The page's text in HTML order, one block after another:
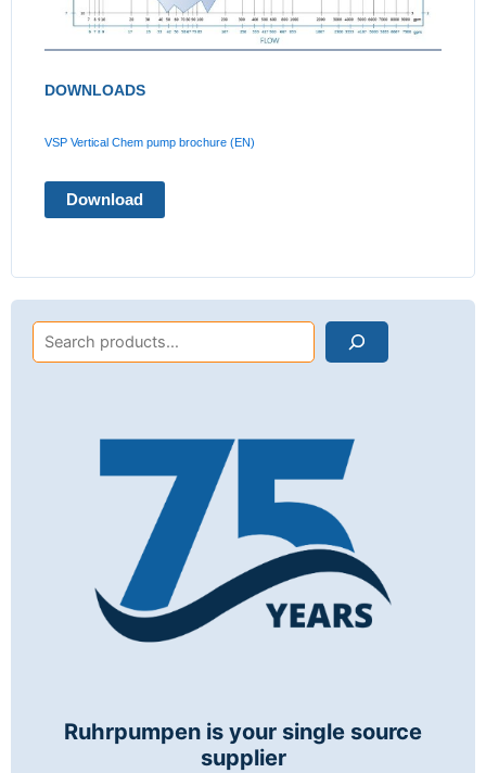
DOWNLOADS
VSP Vertical Chem pump brochure (EN)
Download
Search
Ruhrpumpen is your single source
supplier